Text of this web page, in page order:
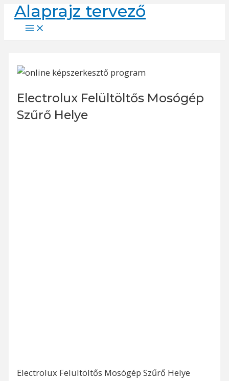
SkipAlaprajz tervező
Main
Menu
Electrolux Felültöltős Mosógép
Szűrő Helye
Electrolux Felültöltős Mosógép Szűrő Helye